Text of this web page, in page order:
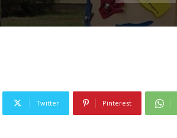
Twitter Pinterest